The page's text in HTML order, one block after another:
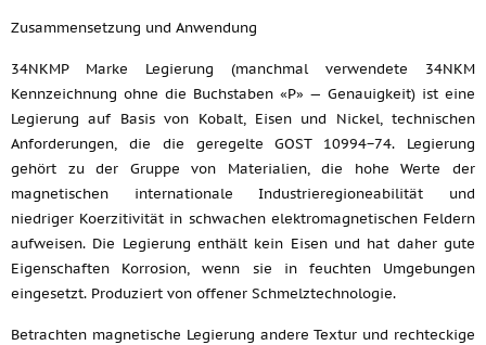
Zusammensetzung und Anwendung
34NKMP Marke Legierung (manchmal verwendete 34NKM
Kennzeichnung ohne die Buchstaben «P» — Genauigkeit) ist eine
Legierung auf Basis von Kobalt, Eisen und Nickel, technischen
Anforderungen, die die geregelte GOST 10994−74. Legierung
gehört zu der Gruppe von Materialien, die hohe Werte der
magnetischen internationale Industrieregioneabilität und
niedriger Koerzitivität in schwachen elektromagnetischen Feldern
aufweisen. Die Legierung enthält kein Eisen und hat daher gute
Eigenschaften Korrosion, wenn sie in feuchten Umgebungen
eingesetzt. Produziert von offener Schmelztechnologie.
Betrachten magnetische Legierung andere Textur und rechteckige